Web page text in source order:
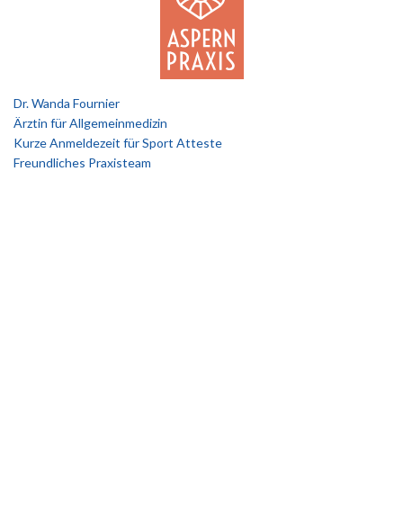
Dr. Wanda Fournier
Ärztin für Allgemeinmedizin
Kurze Anmeldezeit für Sport Atteste
Freundliches Praxisteam